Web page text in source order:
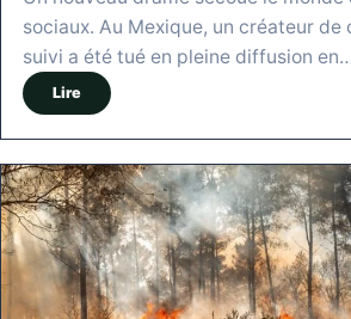
sociaux. Au Mexique, un créateur de
suivi a été tué en pleine diffusion
Lire